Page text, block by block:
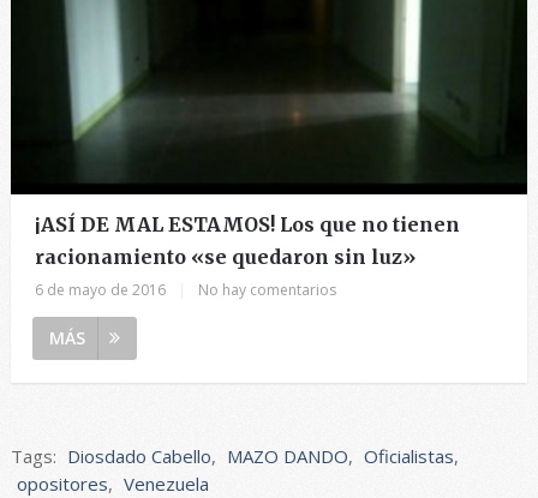
¡ASÍ DE MAL ESTAMOS! Los que no tienen
racionamiento «se quedaron sin luz»
6 de mayo de 2016 No hay comentarios
MÁS
Tags: Diosdado Cabello, MAZO DANDO, Oficialistas,
opositores, Venezuela